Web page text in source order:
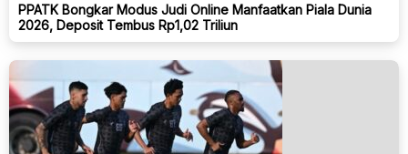
PPATK Bongkar Modus Judi Online Manfaatkan Piala Dunia
2026, Deposit Tembus Rp1,02 Triliun